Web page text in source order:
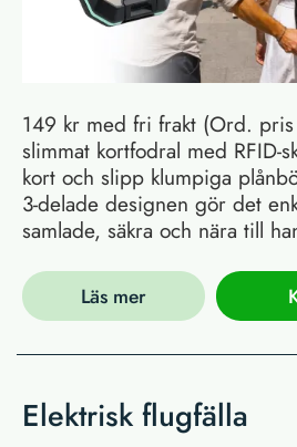
149 kr med fri frakt (Ord.
slimmat kortfodral med RFID-
kort och slipp klumpiga
3-delade designen gör det
samlade, säkra och nära till
Läs mer
Elektrisk flugfälla